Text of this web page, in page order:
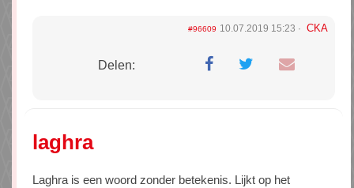
#96609 10.07.2019 15:23 CKA
Delen:
laghra
Laghra is een woord zonder betekenis. Lijkt op het